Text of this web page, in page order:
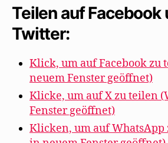
Teilen auf Facebook
Twitter:
Klick, um auf Facebook
neuem Fenster geöffnet)
Klicke, um auf X zu teilen
Fenster geöffnet)
Klicken, um auf